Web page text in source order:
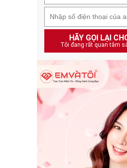
HÃY GỌI LẠI
Tôi đang rất quan tâm